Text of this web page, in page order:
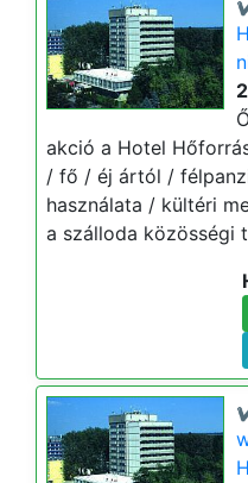
akció a Hotel
/ fő / éj ártól /
használata / kültéri
a szálloda közösségi